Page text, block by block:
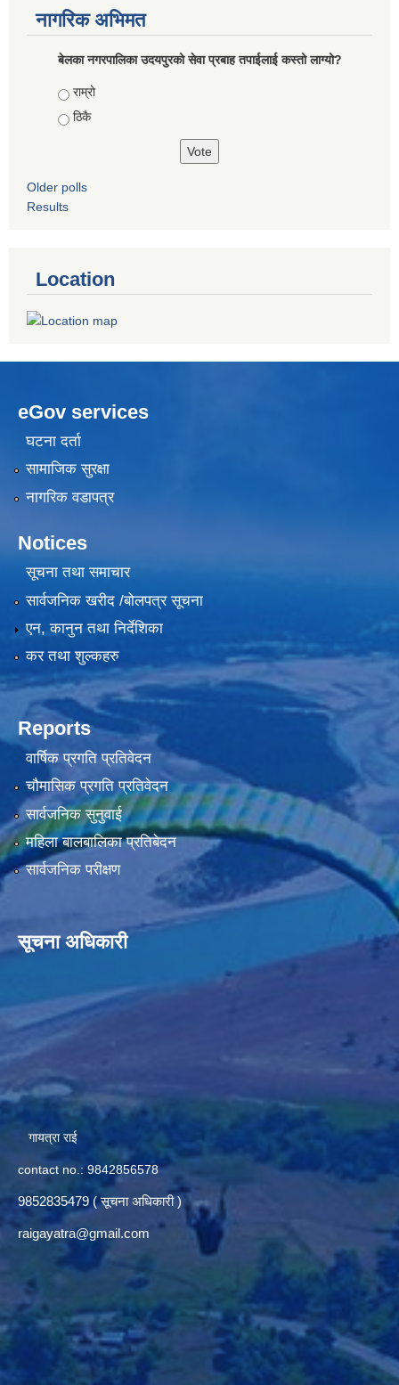
नागरिक अभिमत
बेलका नगरपालिका उदयपुरको सेवा प्रबाह तपाईलाई कस्तो लाग्यो?
Choices
राम्रो
ठिकै
Older polls
Results
Location
eGov services
घटना दर्ता
सामाजिक सुरक्षा
नागरिक वडापत्र
Notices
सूचना तथा समाचार
सार्वजनिक खरीद /बोलपत्र सूचना
एन, कानुन तथा निर्देशिका
कर तथा शुल्कहरु
Reports
वार्षिक प्रगति प्रतिवेदन
चौमासिक प्रगति प्रतिवेदन
सार्वजनिक सुनुवाई
महिला बालबालिका प्रतिबेदन
सार्वजनिक परीक्षण
सूचना अधिकारी
गायत्रा राई
contact no.: 9842856578
9852835479 ( सूचना अधिकारी )
raigayatra@gmail.com